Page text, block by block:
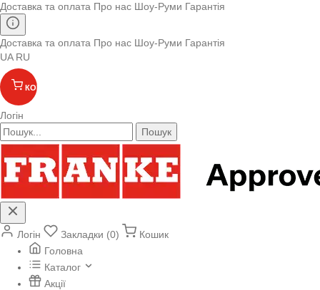
Доставка та оплата Про нас Шоу-Руми Гарантія
Доставка та оплата Про нас Шоу-Руми Гарантія
UA RU
КОШИК
Логін
Пошук
Логін Закладки (0)
Кошик
Головна
Каталог
Акції